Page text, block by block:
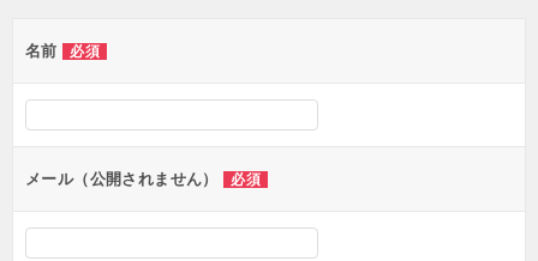
ー
シ
ン
名前 必須
メール（公開されません） 必須